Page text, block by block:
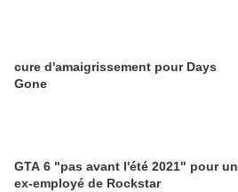
cure d'amaigrissement pour Days
Gone
GTA 6 "pas avant l'été 2021" pour un
ex-employé de Rockstar